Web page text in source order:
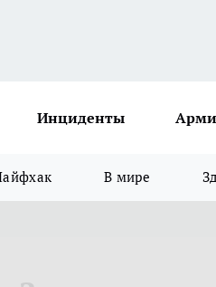
Инциденты
В мире